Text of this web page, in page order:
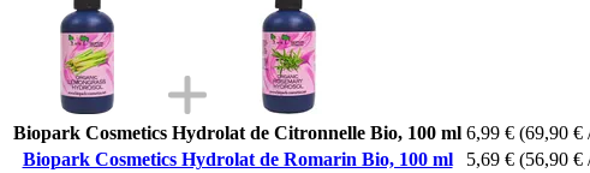
Biopark Cosmetics Hydrolat de Citronnelle Bio, 100 ml 6,99 € (69,90 €
Biopark Cosmetics Hydrolat de Romarin Bio, 100 ml
5,69 € (56,90 €